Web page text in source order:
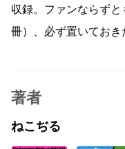
収録。ファンならず
冊）、必ず置いておき
著者
ねこぢる